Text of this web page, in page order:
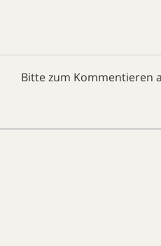
Bitte zum Kommentieren